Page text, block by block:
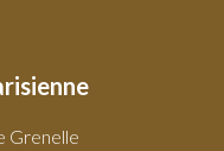
Grenelle